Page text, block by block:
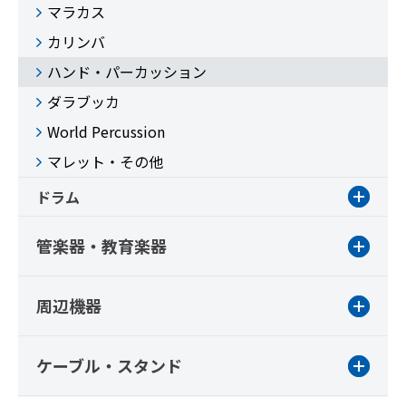
マラカス
カリンバ
ハンド・パーカッション
ダラブッカ
World Percussion
マレット・その他
ドラム
管楽器・教育楽器
周辺機器
ケーブル・スタンド